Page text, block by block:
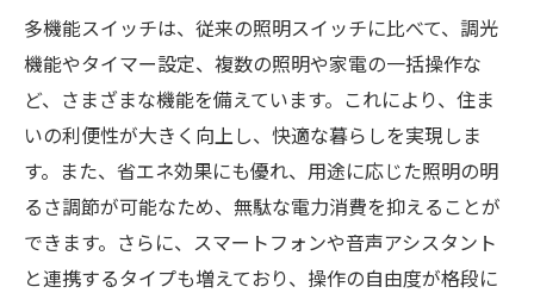
多機能スイッチ導入で実現する、快適で進化し
た住環境の未来
電気工事業界の今後と多機能スイッチがもたら
す発展の可能性
暮らしに革命を起こす多機能スイッチで、あな
たの毎日をもっと豊かに
多機能スイッチは、従来の照明スイッチに比べて、調光
機能やタイマー設定、複数の照明や家電の一括操作な
ど、さまざまな機能を備えています。これにより、住ま
いの利便性が大きく向上し、快適な暮らしを実現しま
す。また、省エネ効果にも優れ、用途に応じた照明の明
るさ調節が可能なため、無駄な電力消費を抑えることが
できます。さらに、スマートフォンや音声アシスタント
と連携するタイプも増えており、操作の自由度が格段に